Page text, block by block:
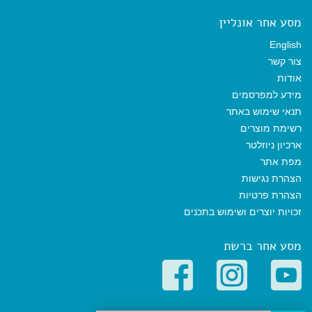
מסע אחר אונליין
English
צור קשר
אודות
מידע למפרסמים
תנאי שימוש באתר
רשימת מוצרים
ארכיון ניוזלטר
מפת אתר
הצהרת נגישות
הצהרת פרטיות
זכויות יוצרים ושימוש בתכנים
מסע אחר ברשת